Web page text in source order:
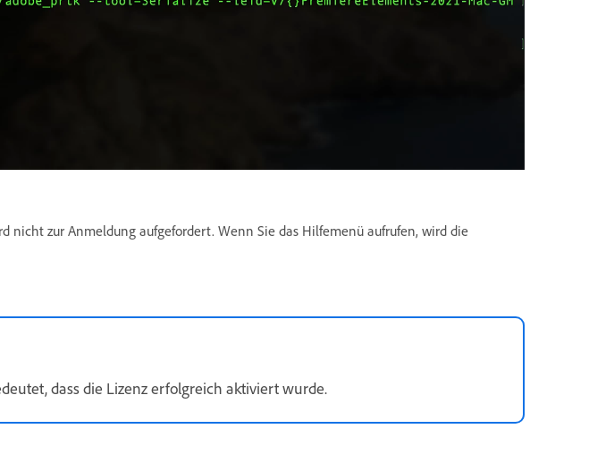
nicht zur Anmeldung aufgefordert. Wenn Sie das Hilfemenü aufrufen, wird die
dass die Lizenz erfolgreich aktiviert wurde.